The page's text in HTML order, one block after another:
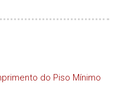
do Piso Mínimo